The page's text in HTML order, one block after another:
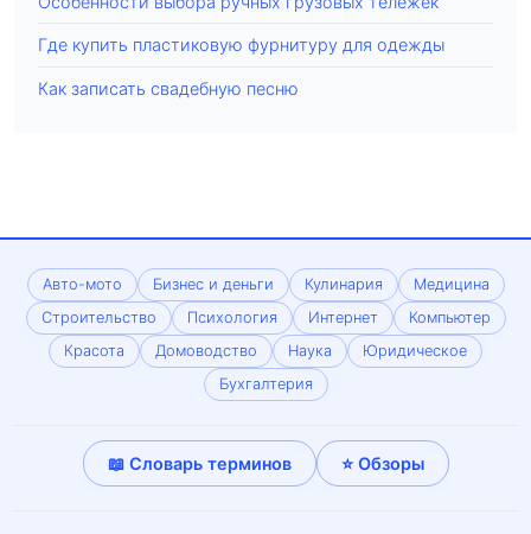
Где купить пластиковую фурнитуру для одежды
Как записать свадебную песню
Авто-мото Бизнес и деньги Кулинария
Медицина
Строительство
Психология Интернет
Компьютер
Красота
Домоводство Наука
Юридическое
Бухгалтерия
📖 Словарь терминов ⭐ Обзоры